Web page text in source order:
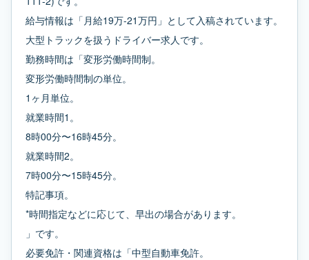
給与情報は「月給19万-21万円」として入稿されています。
大型トラックを扱うドライバー求人です。
勤務時間は「変形労働時間制。
変形労働時間制の単位。
1ヶ月単位。
就業時間1。
8時00分〜16時45分。
就業時間2。
7時00分〜15時45分。
特記事項。
*時間指定などに応じて、早出の場合があります。
」です。
必要免許・関連資格は「中型自動車免許。